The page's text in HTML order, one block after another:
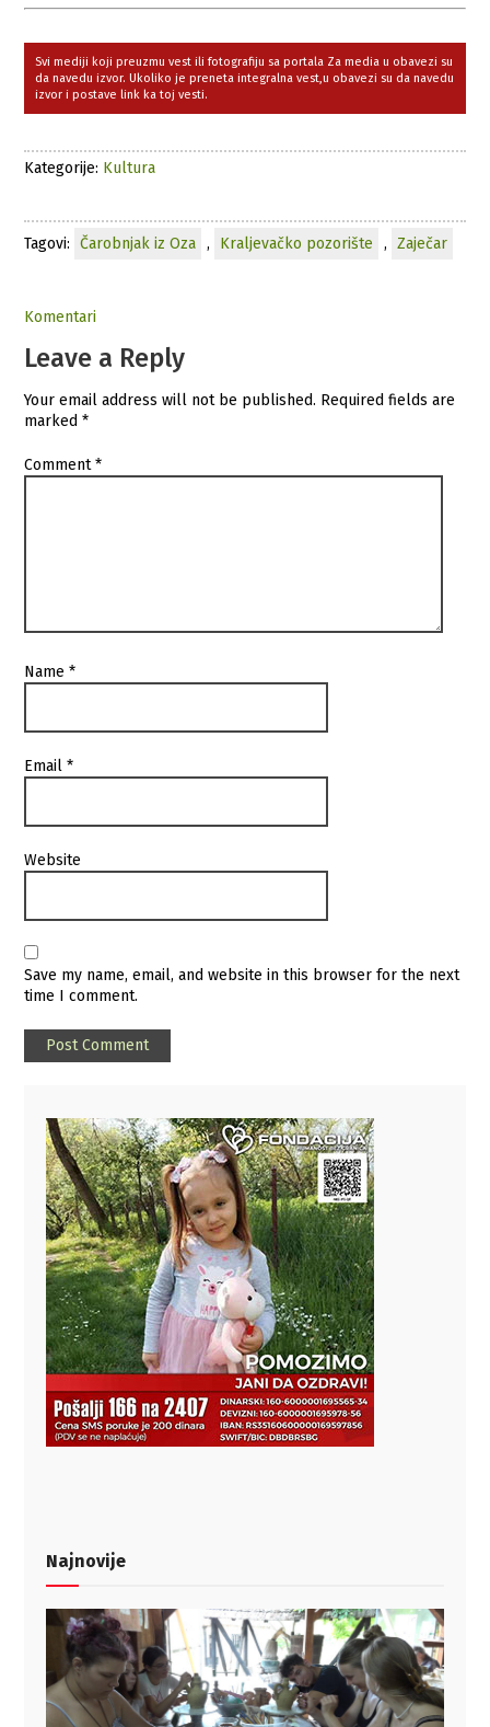
Svi mediji koji preuzmu vest ili fotografiju sa portala Za media u obavezi su
da navedu izvor. Ukoliko je preneta integralna vest,u obavezi su da navedu
izvor i postave link ka toj vesti.
Kategorije: Kultura
Tagovi: Čarobnjak iz Oza , Kraljevačko pozorište , Zaječar
Komentari
Leave a Reply
Your email address will not be published. Required fields are
marked*
Comment*
Name*
Email*
Website
Save my name, email, and website in this browser for the next
time I comment.
Najnovije